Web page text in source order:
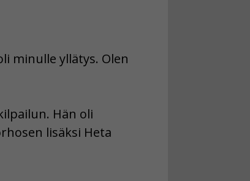
minulle yllätys. Olen
Hän oli
lisäksi Heta